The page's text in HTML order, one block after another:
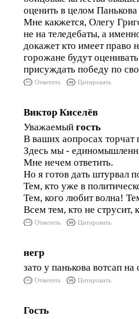
оценить в целом
Мне какжется, Олегу
не на теледебаты, а
докажет кто имеет право
горожане будут
присуждать победу по
Ответить Цитировать
Виктор Киселёв
Уважаемый гость
В ваших аопросах торчат
Здесь мы -
Мне нечем ответить.
Но я готов дать штурвал
Тем, кто уже в
Тем, кого любит волна!
Всем тем, кто не струсит,
Ответить Цитировать
негр
зато у панькова вотсап
Ответить Цитировать
Гость